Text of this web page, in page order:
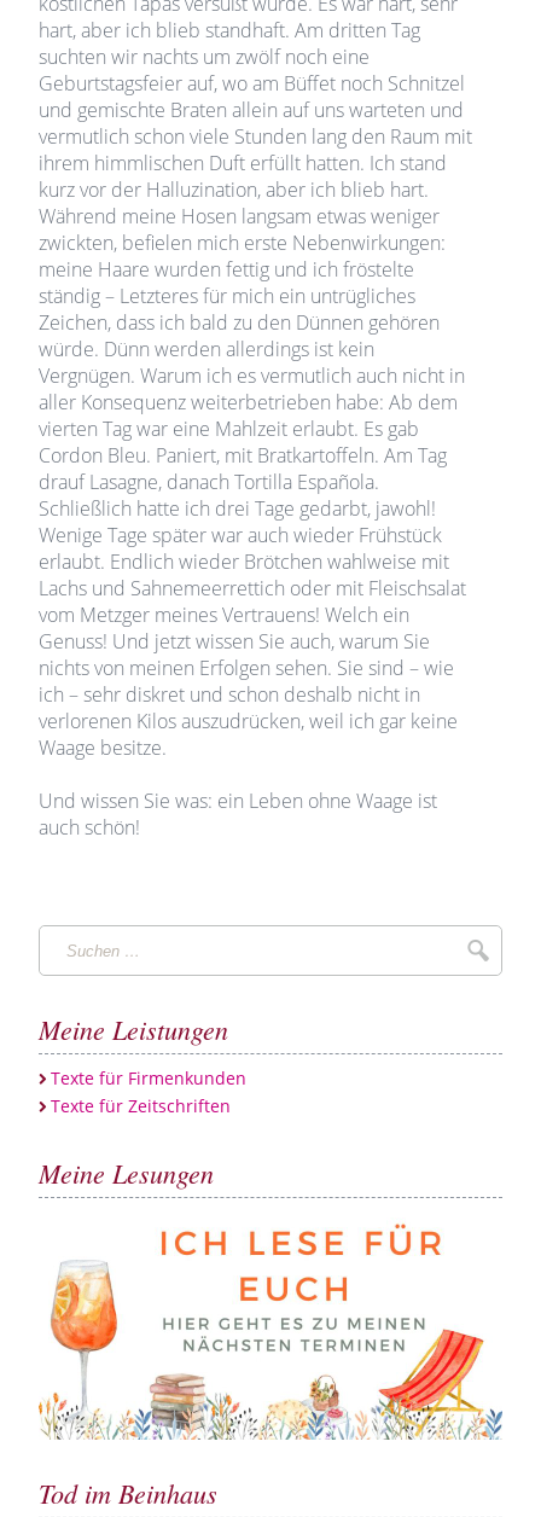
hart, aber ich blieb standhaft. Am dritten Tag
suchten wir nachts um zwölf noch eine
Geburtstagsfeier auf, wo am Büffet noch Schnitzel
und gemischte Braten allein auf uns warteten und
vermutlich schon viele Stunden lang den Raum mit
ihrem himmlischen Duft erfüllt hatten. Ich stand
kurz vor der Halluzination, aber ich blieb hart.
Während meine Hosen langsam etwas weniger
zwickten, befielen mich erste Nebenwirkungen:
meine Haare wurden fettig und ich fröstelte
ständig – Letzteres für mich ein untrügliches
Zeichen, dass ich bald zu den Dünnen gehören
würde. Dünn werden allerdings ist kein
Vergnügen. Warum ich es vermutlich auch nicht in
aller Konsequenz weiterbetrieben habe: Ab dem
vierten Tag war eine Mahlzeit erlaubt. Es gab
Cordon Bleu. Paniert, mit Bratkartoffeln. Am Tag
drauf Lasagne, danach Tortilla Española.
Schließlich hatte ich drei Tage gedarbt, jawohl!
Wenige Tage später war auch wieder Frühstück
erlaubt. Endlich wieder Brötchen wahlweise mit
Lachs und Sahnemeerrettich oder mit Fleischsalat
vom Metzger meines Vertrauens! Welch ein
Genuss! Und jetzt wissen Sie auch, warum Sie
nichts von meinen Erfolgen sehen. Sie sind – wie
ich – sehr diskret und schon deshalb nicht in
verlorenen Kilos auszudrücken, weil ich gar keine
Waage besitze.
Und wissen Sie was: ein Leben ohne Waage ist
auch schön!
Suchen
…
Meine Leistungen
Texte für Firmenkunden
Texte für Zeitschriften
Meine Lesungen
Tod im Beinhaus